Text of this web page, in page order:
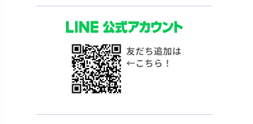
友だち追加は
←こちら！